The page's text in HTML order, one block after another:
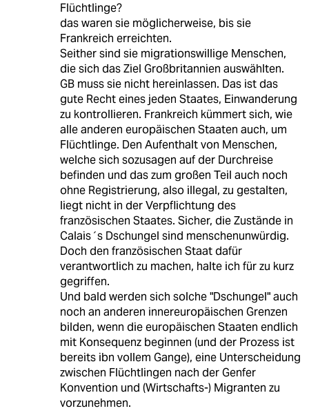
Flüchtlinge?
das waren sie möglicherweise, bis sie
Frankreich erreichten.
Seither sind sie migrationswillige Menschen,
die sich das Ziel Großbritannien auswählten.
GB muss sie nicht hereinlassen. Das ist das
gute Recht eines jeden Staates, Einwanderung
zu kontrollieren. Frankreich kümmert sich, wie
alle anderen europäischen Staaten auch, um
Flüchtlinge. Den Aufenthalt von Menschen,
welche sich sozusagen auf der Durchreise
befinden und das zum großen Teil auch noch
ohne Registrierung, also illegal, zu gestalten,
liegt nicht in der Verpflichtung des
französischen Staates. Sicher, die Zustände in
Calais´s Dschungel sind menschenunwürdig.
Doch den französischen Staat dafür
verantwortlich zu machen, halte ich für zu kurz
gegriffen.
Und bald werden sich solche "Dschungel" auch
noch an anderen innereuropäischen Grenzen
bilden, wenn die europäischen Staaten endlich
mit Konsequenz beginnen (und der Prozess ist
bereits ibn vollem Gange), eine Unterscheidung
zwischen Flüchtlingen nach der Genfer
Konvention und (Wirtschafts-) Migranten zu
vorzunehmen.